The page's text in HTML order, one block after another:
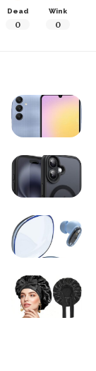
Dead
0
Wink
0